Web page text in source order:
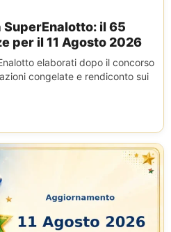
il 65
per il 11 Agosto 2026
elaborati dopo il concorso
congelate e rendiconto sui